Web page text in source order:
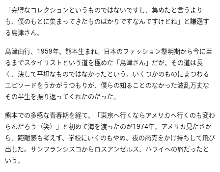
「完璧なコレクションというものではないですし、集めたと言うより
も、僕のもとに集まってきたものばかりですなんですけどね」と謙遜す
る島津さん。
島津由行、1959年、熊本生まれ。日本のファッション黎明期から今に至
るまでスタイリストという道を極めた「島津さん」だが、その道は長
く、決して平坦なものではなかったという。いくつかのものにまつわる
エピソードをうかがうつもりが、僕らの知ることのなかった波乱万丈な
その半生を振り返ってくれたのだった。
熊本での多感な青春期を経て、「東京へ行くならアメリカへ行くのも変わ
らんだろう（笑）」と初めて海を渡ったのが1974年。アメリカ見たさか
ら、距離感も考えず、学校にいくのもやめ、夜の商売をかけ持ちして飛び
出した。サンフランシスコからロスアンゼルス、ハワイへの旅だったと
いう。